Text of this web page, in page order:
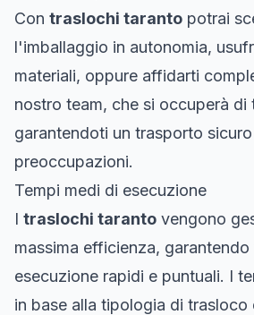
Con traslochi taranto potrai
l'imballaggio in autonomia,
materiali, oppure affidarti
nostro team, che si occuperà di
garantendoti un trasporto
preoccupazioni.
Tempi medi di esecuzione
I traslochi taranto vengono
massima efficienza, garantendo
esecuzione rapidi e puntuali. I
in base alla tipologia di trasloco